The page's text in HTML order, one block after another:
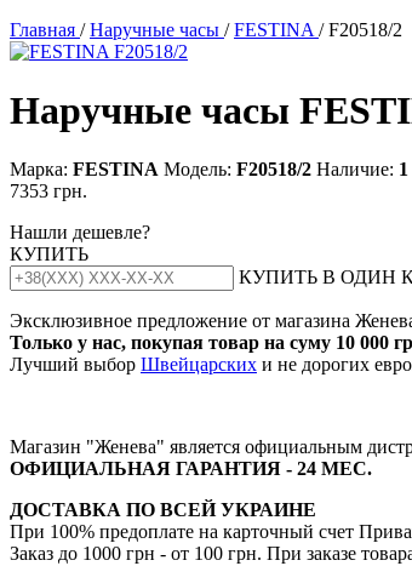
Главная /Наручные часы /FESTINA / F20518/2
Наручные часы
Марка: FESTINA Модель: F20518/2 Наличие:
7353 грн.
Нашли дешевле?
КУПИТЬ
КУПИТЬ В ОДИН
Эксклюзивное предложение от магазина
Только у нас, покупая товар на суму 10 000
Лучший выбор Швейцарских и не дорогих
Магазин "Женева" является официальным
ОФИЦИАЛЬНАЯ ГАРАНТИЯ - 24 МЕС.
ДОСТАВКА ПО ВСЕЙ УКРАИНЕ
При 100% предоплате на карточный счет
Заказ до 1000 грн - от 100 грн. При заказе